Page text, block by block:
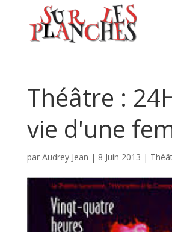
Théâtre :
vie d'une
par Audrey Jean | 8 Juin 2013 |